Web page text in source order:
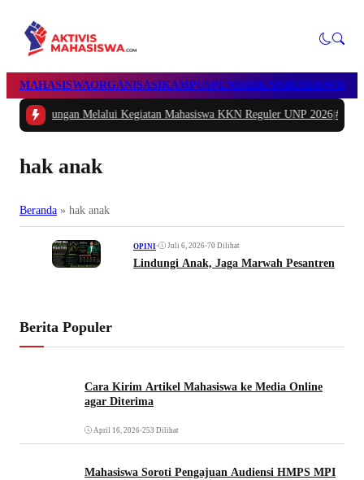
MAHASISWAORGANISASIKAMPUSPENDIDIKANBEASISWA
Melalui Kegiatan Mahasiswa KKN Reguler UNP 2026|#2 -Peduli
hak anak
Beranda » hak anak
OPINI • Juli 6, 2026•70 Dilihat
Lindungi Anak, Jaga Marwah Pesantren
Berita Populer
Cara Kirim Artikel Mahasiswa ke Media Online
agar Diterima
April 16, 2026•253 Dilihat
Mahasiswa Soroti Pengajuan Audiensi HMPS MPI